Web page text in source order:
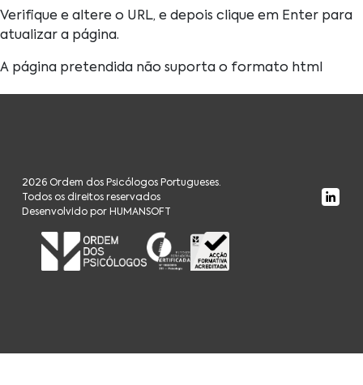
Verifique e altere o URL, e depois clique em Enter para
atualizar a página.
A página pretendida não suporta o formato html
2026 Ordem dos Psicólogos Portugueses.
Todos os direitos reservados
Desenvolvido por HUMANSOFT